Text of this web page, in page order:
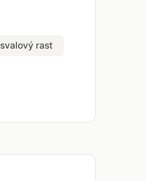
svalový rast